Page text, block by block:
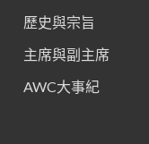
歷史與宗旨
主席與副主席
AWC大事紀